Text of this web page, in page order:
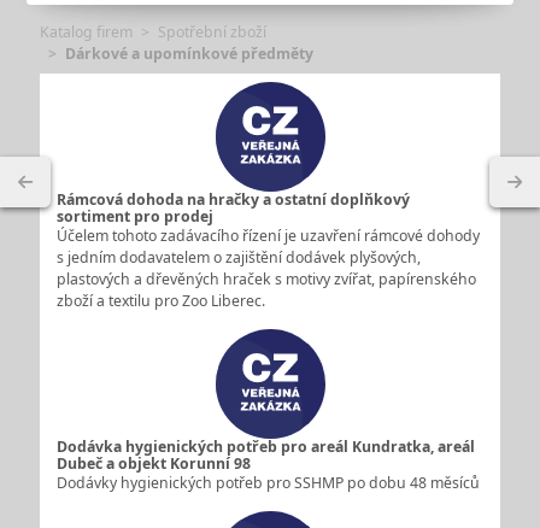
Katalog firem
Spotřební zboží
Dárkové a upomínkové předměty
Rámcová dohoda na hračky a ostatní doplňkový
sortiment pro prodej
Účelem tohoto zadávacího řízení je uzavření rámcové dohody
s jedním dodavatelem o zajištění dodávek plyšových,
plastových a dřevěných hraček s motivy zvířat, papírenského
zboží a textilu pro Zoo Liberec.
Dodávka hygienických potřeb pro areál Kundratka, areál
Dubeč a objekt Korunní 98
Dodávky hygienických potřeb pro SSHMP po dobu 48 měsíců